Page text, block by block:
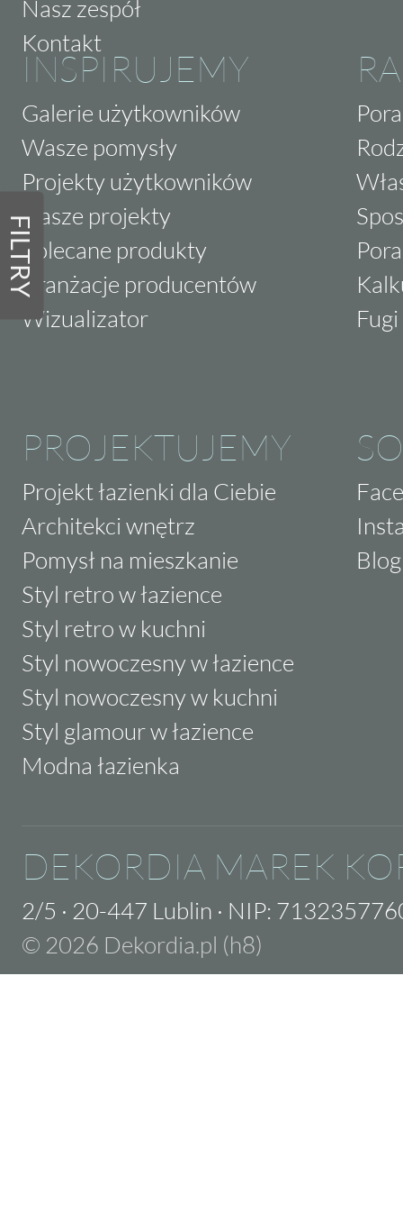
FILTRY
Nasz zespół
Kontakt
INSPIRUJEMY
Galerie użytkowników
Wasze pomysły
Projekty użytkowników
Nasze projekty
Polecane produkty
Aranżacje producentów
Wizualizator
PROJEKTUJEMY
Projekt łazienki dla Ciebie
Architekci wnętrz
Pomysł na mieszkanie
Styl retro w łazience
Styl retro w kuchni
Styl nowoczesny w łazience
Styl nowoczesny w kuchni
Styl glamour w łazience
Modna łazienka
Blog
DEKORDIA MAREK
2/5 · 20-447 Lublin · NIP:
© 2026 Dekordia.pl (h8)